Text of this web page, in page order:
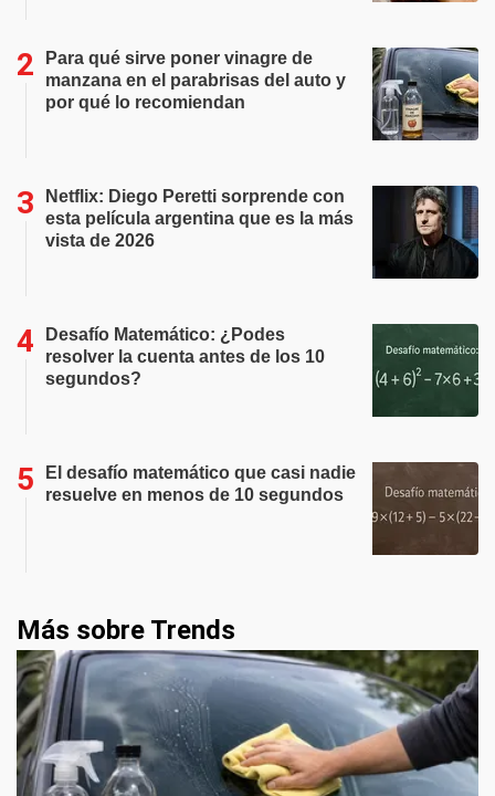
Para qué sirve poner vinagre de
manzana en el parabrisas del auto y
por qué lo recomiendan
Netflix: Diego Peretti sorprende con
esta película argentina que es la más
vista de 2026
Desafío Matemático: ¿Podes
resolver la cuenta antes de los 10
segundos?
El desafío matemático que casi nadie
resuelve en menos de 10 segundos
Más sobre Trends